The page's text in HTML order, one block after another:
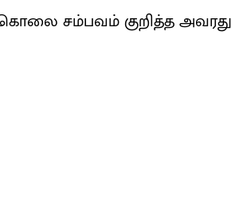
சம்பவம் குறித்த அவரது